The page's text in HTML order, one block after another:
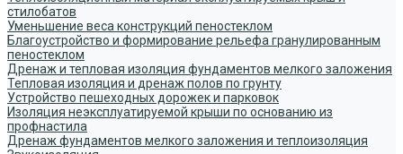
стилобатов
Уменьшение веса конструкций пеностеклом
Благоустройство и формирование рельефа гранулированным
пеностеклом
Дренаж и тепловая изоляция фундаментов мелкого заложения
Тепловая изоляция и дренаж полов по грунту
Устройство пешеходных дорожек и парковок
Изоляция неэксплуатируемой крыши по основанию из
профнастила
Дренаж фундаментов мелкого заложения и теплоизоляция